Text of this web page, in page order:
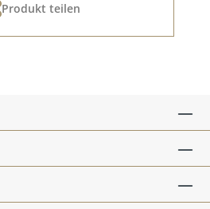
Produkt teilen